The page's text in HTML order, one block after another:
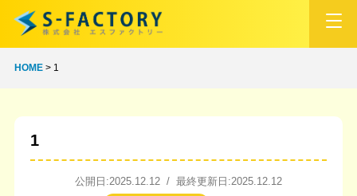
HOME> 1
1
公開日:2025.12.12 / 最終更新日:2025.12.12